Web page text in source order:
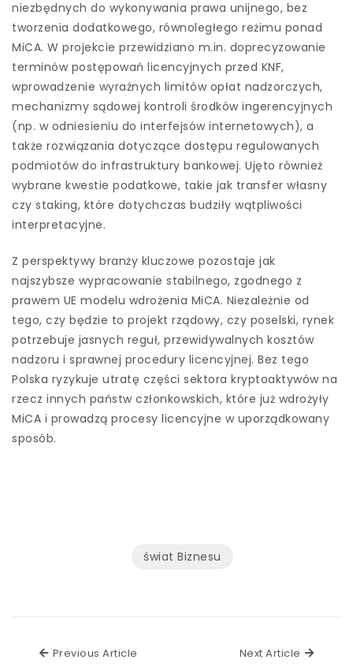
niezbędnych do wykonywania prawa unijnego, bez
tworzenia dodatkowego, równoległego reżimu ponad
MiCA. W projekcie przewidziano m.in. doprecyzowanie
terminów postępowań licencyjnych przed KNF,
wprowadzenie wyraźnych limitów opłat nadzorczych,
mechanizmy sądowej kontroli środków ingerencyjnych
(np. w odniesieniu do interfejsów internetowych), a
także rozwiązania dotyczące dostępu regulowanych
podmiotów do infrastruktury bankowej. Ujęto również
wybrane kwestie podatkowe, takie jak transfer własny
czy staking, które dotychczas budziły wątpliwości
interpretacyjne.
Z perspektywy branży kluczowe pozostaje jak
najszybsze wypracowanie stabilnego, zgodnego z
prawem UE modelu wdrożenia MiCA. Niezależnie od
tego, czy będzie to projekt rządowy, czy poselski, rynek
potrzebuje jasnych reguł, przewidywalnych kosztów
nadzoru i sprawnej procedury licencyjnej. Bez tego
Polska ryzykuje utratę części sektora kryptoaktywów na
rzecz innych państw członkowskich, które już wdrożyły
MiCA i prowadzą procesy licencyjne w uporządkowany
sposób.
świat Biznesu
Previous Article Next Article Next